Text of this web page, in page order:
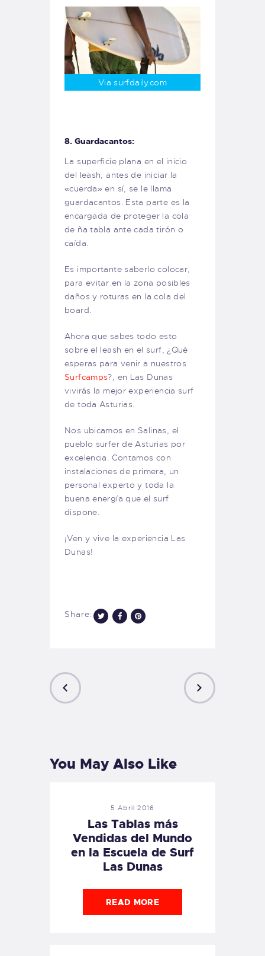
Via surfdaily.com
8. Guardacantos:
La superficie plana en el inicio
del leash, antes de iniciar la
«cuerda» en sí, se le llama
guardacantos. Esta parte es la
encargada de proteger la cola
de ña tabla ante cada tirón o
caída.
Es importante saberlo colocar,
para evitar en la zona posibles
daños y roturas en la cola del
board.
Ahora que sabes todo esto
sobre el leash en el surf, ¿Qué
esperas para venir a nuestros
Surfcamps?, en Las Dunas
vivirás la mejor experiencia surf
de toda Asturias.
Nos ubicamos en Salinas, el
pueblo surfer de Asturias por
excelencia. Contamos con
instalaciones de primera, un
personal experto y toda la
buena energía que el surf
dispone.
¡Ven y vive la experiencia Las
Dunas!
Share:
You May Also Like
5 Abril 2016
Las Tablas más
Vendidas del Mundo
en la Escuela de Surf
Las Dunas
READ MORE